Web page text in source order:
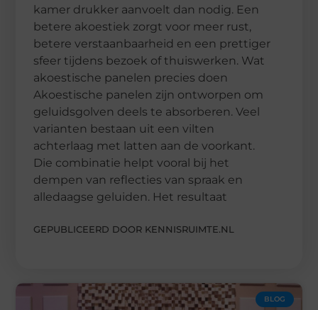
kamer drukker aanvoelt dan nodig. Een
betere akoestiek zorgt voor meer rust,
betere verstaanbaarheid en een prettiger
sfeer tijdens bezoek of thuiswerken. Wat
akoestische panelen precies doen
Akoestische panelen zijn ontworpen om
geluidsgolven deels te absorberen. Veel
varianten bestaan uit een vilten
achterlaag met latten aan de voorkant.
Die combinatie helpt vooral bij het
dempen van reflecties van spraak en
alledaagse geluiden. Het resultaat
GEPUBLICEERD DOOR KENNISRUIMTE.NL
BLOG